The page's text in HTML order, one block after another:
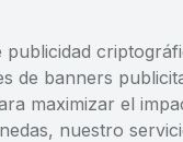
publicidad
de banners
maximizar el
nuestro